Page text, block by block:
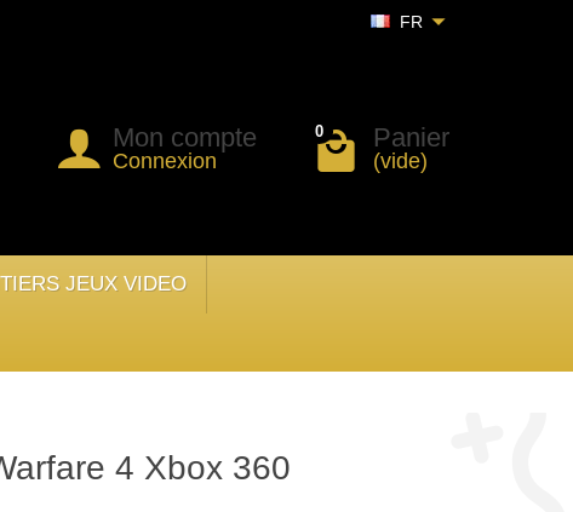
FR
Mon compte
Connexion
0 Panier
(vide)
JEUX VIDEO
4 Xbox 360